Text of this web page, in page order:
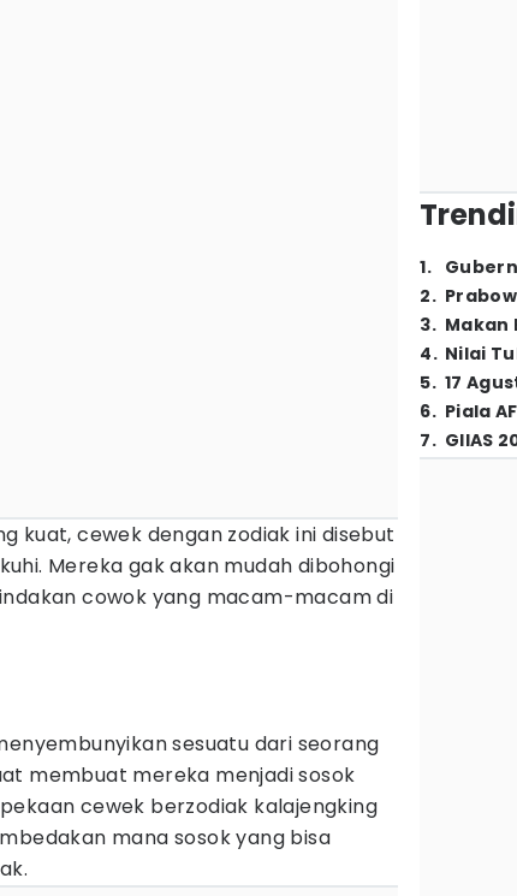
kuat, cewek dengan zodiak ini disebut
Mereka gak akan mudah dibohongi
cowok yang macam-macam di
sesuatu dari seorang
membuat mereka menjadi sosok
cewek berzodiak kalajengking
mana sosok yang bisa
1.
2.
3. Makan
4. Nilai
5. 17
6. Piala
7. GIIAS